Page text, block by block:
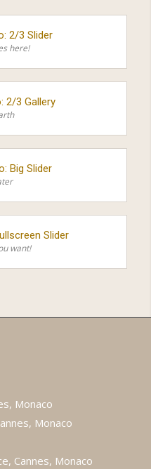
2/3 Slider
here!
2/3 Gallery
Big Slider
Slider
want!
Monaco
Monaco
Cannes, Monaco